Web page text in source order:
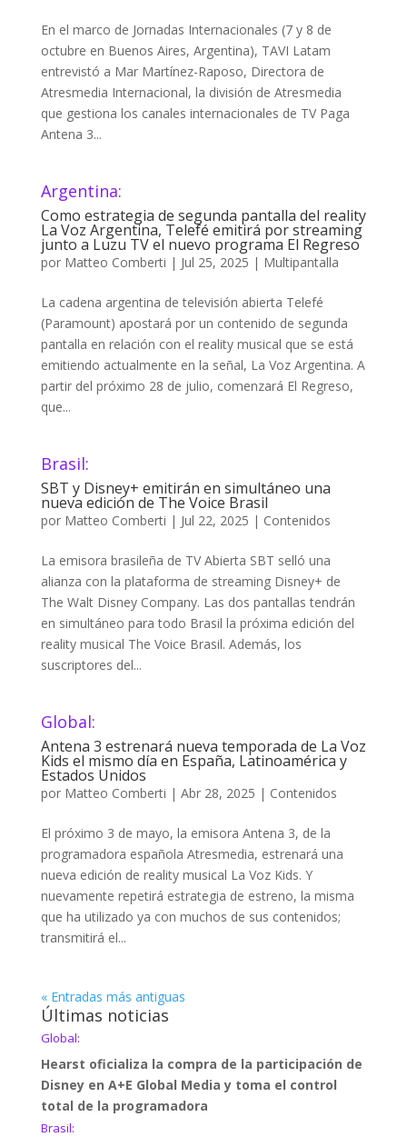
En el marco de Jornadas Internacionales (7 y 8 de
octubre en Buenos Aires, Argentina), TAVI Latam
entrevistó a Mar Martínez-Raposo, Directora de
Atresmedia Internacional, la división de Atresmedia
que gestiona los canales internacionales de TV Paga
Antena 3...
Argentina:
Como estrategia de segunda pantalla del reality
La Voz Argentina, Telefé emitirá por streaming
junto a Luzu TV el nuevo programa El Regreso
por Matteo Comberti | Jul 25, 2025 | Multipantalla
La cadena argentina de televisión abierta Telefé
(Paramount) apostará por un contenido de segunda
pantalla en relación con el reality musical que se está
emitiendo actualmente en la señal, La Voz Argentina. A
partir del próximo 28 de julio, comenzará El Regreso,
que...
Brasil:
SBT y Disney+ emitirán en simultáneo una
nueva edición de The Voice Brasil
por Matteo Comberti | Jul 22, 2025 | Contenidos
La emisora brasileña de TV Abierta SBT selló una
alianza con la plataforma de streaming Disney+ de
The Walt Disney Company. Las dos pantallas tendrán
en simultáneo para todo Brasil la próxima edición del
reality musical The Voice Brasil. Además, los
suscriptores del...
Global:
Antena 3 estrenará nueva temporada de La Voz
Kids el mismo día en España, Latinoamérica y
Estados Unidos
por Matteo Comberti | Abr 28, 2025 | Contenidos
El próximo 3 de mayo, la emisora Antena 3, de la
programadora española Atresmedia, estrenará una
nueva edición de reality musical La Voz Kids. Y
nuevamente repetirá estrategia de estreno, la misma
que ha utilizado ya con muchos de sus contenidos;
transmitirá el...
« Entradas más antiguas
Últimas noticias
Global:
Hearst oficializa la compra de la participación de
Disney en A+E Global Media y toma el control
total de la programadora
Brasil: